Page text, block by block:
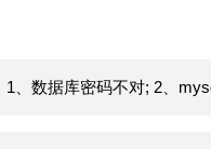
、数据库密码不对; 2、